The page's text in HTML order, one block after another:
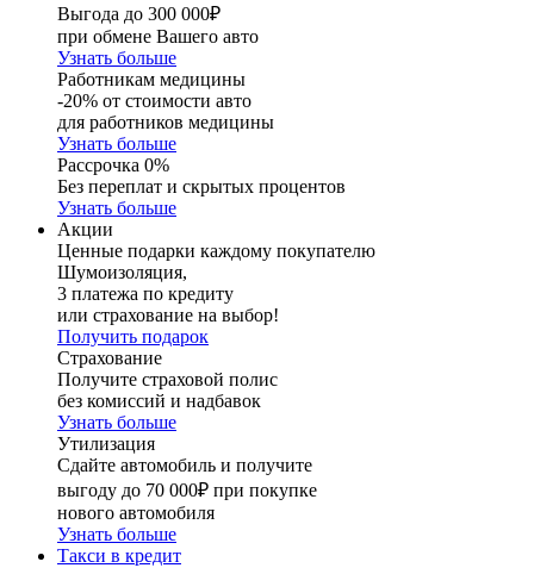
Выгода до 300 000₽
при обмене Вашего авто
Узнать больше
Работникам медицины
-20% от стоимости авто
для работников медицины
Узнать больше
Рассрочка 0%
Без переплат и скрытых процентов
Узнать больше
Акции
Ценные подарки каждому покупателю
Шумоизоляция,
3 платежа по кредиту
или страхование на выбор!
Получить подарок
Страхование
Получите страховой полис
без комиссий и надбавок
Узнать больше
Утилизация
Сдайте автомобиль и получите
выгоду до 70 000₽ при покупке
нового автомобиля
Узнать больше
Такси в кредит